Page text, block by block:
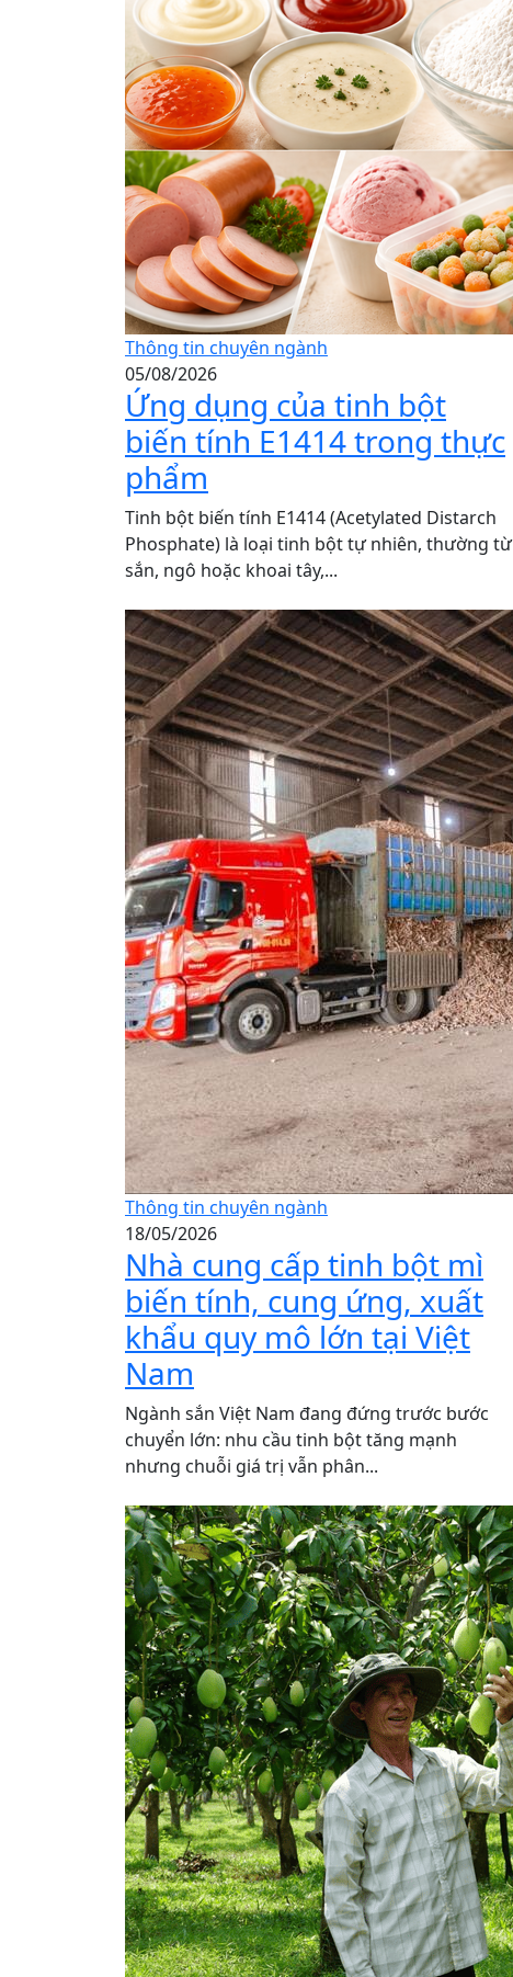
Thông tin chuyên ngành
05/08/2026
Ứng dụng của tinh bột
biến tính E1414 trong thực
phẩm
Tinh bột biến tính E1414 (Acetylated Distarch
Phosphate) là loại tinh bột tự nhiên, thường từ
sắn, ngô hoặc khoai tây,...
Thông tin chuyên ngành
18/05/2026
Nhà cung cấp tinh bột mì
biến tính, cung ứng, xuất
khẩu quy mô lớn tại Việt
Nam
Ngành sắn Việt Nam đang đứng trước bước
chuyển lớn: nhu cầu tinh bột tăng mạnh
nhưng chuỗi giá trị vẫn phân...